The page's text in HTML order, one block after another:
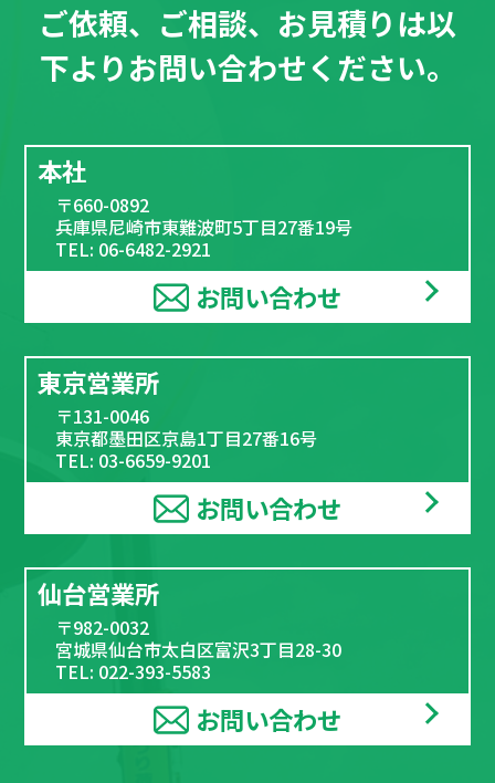
ご依頼、ご相談、お見積りは以
下よりお問い合わせください。
本社
〒660-0892
兵庫県尼崎市東難波町5丁目27番19号
TEL: 06-6482-2921
お問い合わせ
東京営業所
〒131-0046
東京都墨田区京島1丁目27番16号
TEL: 03-6659-9201
お問い合わせ
仙台営業所
〒982-0032
宮城県仙台市太白区富沢3丁目28-30
TEL: 022-393-5583
お問い合わせ